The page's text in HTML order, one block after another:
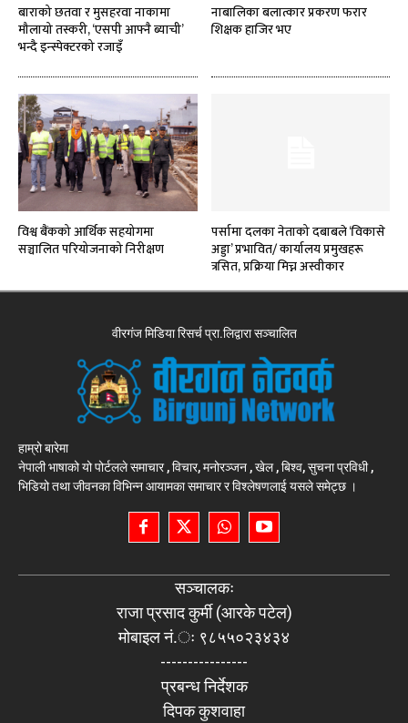
बाराको छतवा र मुसहरवा नाकामा
मौलायो तस्करी, ‘एसपी आफ्नै ब्याची’
भन्दै इन्स्पेक्टरको रजाइँ
नाबालिका बलात्कार प्रकरण फरार
शिक्षक हाजिर भए
विश्व बैंकको आर्थिक सहयोगमा
सञ्चालित परियोजनाको निरीक्षण
पर्सामा दलका नेताको दबाबले ‘विकासे
अड्डा’ प्रभावित/ कार्यालय प्रमुखहरू
त्रसित, प्रक्रिया मिच्न अस्वीकार
वीरगंज मिडिया रिसर्च प्रा.लिद्वारा सञ्चालित
हाम्रो बारेमा
नेपाली भाषाको यो पोर्टलले समाचार , विचार, मनोरञ्जन , खेल , बिश्व, सुचना प्रविधी ,
भिडियो तथा जीवनका विभिन्न आयामका समाचार र विश्लेषणलाई यसले समेट्छ ।
सञ्चालकः
राजा प्रसाद कुर्मी (आरके पटेल)
मोबाइल नं.ः ९८५५०२३४३४
----------------
प्रबन्ध निर्देशक
दिपक कुशवाहा